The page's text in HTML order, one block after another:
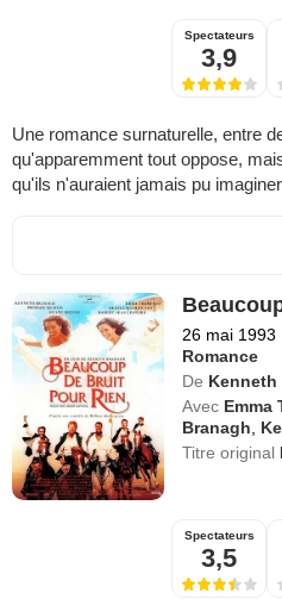
Spectateurs
3,9
Une romance surnaturelle, entre
qu'apparemment tout oppose,
qu'ils n'auraient jamais pu
26 mai 1993
Romance
De Kenneth
Avec Emma
Branagh
Titre original
Spectateurs
3,5